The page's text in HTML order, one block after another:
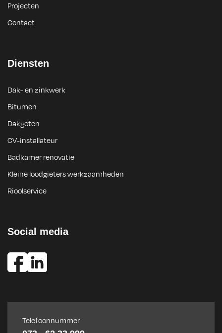
Projecten
Contact
Diensten
Dak- en zinkwerk
Bitumen
Dakgoten
CV-installateur
Badkamer renovatie
Kleine loodgieters werkzaamheden
Rioolservice
Social media
Telefoonnummer